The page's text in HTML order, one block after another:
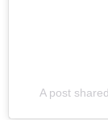
A post